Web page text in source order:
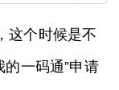
这个时候是不
一码通”申请